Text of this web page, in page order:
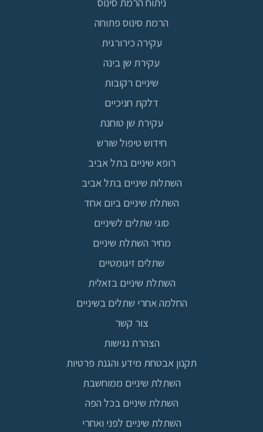
הרמת סינוס פתוחה
עקירה כירורגית
עקירת שן בינה
שיניים רקובות
דלקת חניכיים
עקירת שן טוחנת
חידוש טיפול שורש
רופא שיניים בתל אביב
השתלות שיניים בתל אביב
השתלת שיניים ביום אחד
סוגי שתלים לשיניים
מחיר השתלת שיניים
שתלים זיגומטיים
השתלת שיניים בזאלית
החלמה אחרי שתלים בשיניים
צור קשר
הצהרת נגישות
תקנון אבטחת מידע והגנת פרטיות
השתלת שיניים ממוחשבת
השתלת שיניים בכל הפה
השתלת שיניים לפני ואחרי